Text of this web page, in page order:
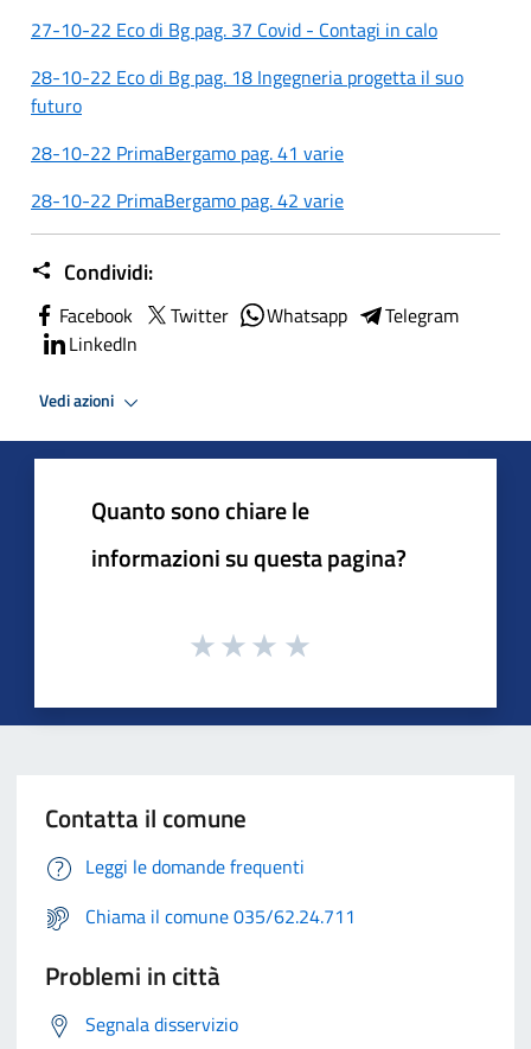
27-10-22 Eco di Bg pag. 37 Covid - Contagi in calo
28-10-22 Eco di Bg pag. 18 Ingegneria progetta il suo
futuro
28-10-22 PrimaBergamo pag. 41 varie
28-10-22 PrimaBergamo pag. 42 varie
Condividi:
Facebook Twitter Whatsapp
Telegram
LinkedIn
Vedi azioni
Quanto sono chiare le
informazioni su questa pagina?
Contatta il comune
Leggi le domande frequenti
Chiama il comune 035/62.24.711
Problemi in città
Segnala disservizio